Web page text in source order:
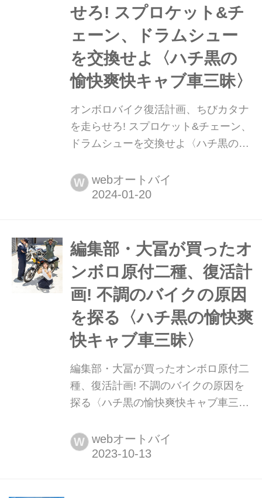
せろ! スプロケット&チ
ェーン、ドラムシュー
を交換せよ〈ハチ黒の
愉快爽快キャブ車三昧〉
オンボロバイク復活計画、ちびカタナ
を走らせろ! スプロケット&チェーン、
ドラムシューを交換せよ〈ハチ黒の愉
ンボロGS125Eの復活計画は足まわり
に着手! 今回は前後スプロケット&チェ
ト:黒田健一
W webオートバイ
編集部・大冨が買ったオ
ンボロ原付二種、復活計
画! 不調のバイクの原因
を探る〈ハチ黒の愉快爽
快キャブ車三昧〉
編集部・大冨が買ったオンボロ原付二
種、復活計画! 不調のバイクの原因を
探る〈ハチ黒の愉快爽快キャブ車三
冨(トミー)が某ネットオークションで
欲しかったバイクを購入! しかし持っ
W webオートバイ